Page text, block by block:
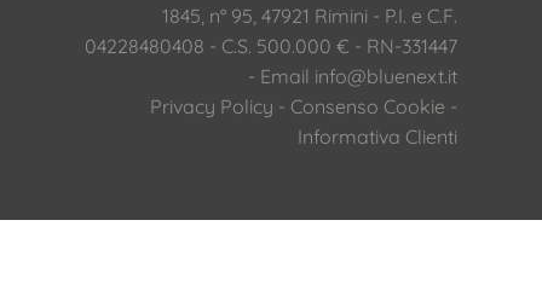
1845, n° 95, 47921 Rimini - P.I. e C.F.
04228480408 - C.S. 500.000 € - RN-331447
- Email info@bluenext.it
Privacy Policy - Consenso Cookie -
Informativa Clienti